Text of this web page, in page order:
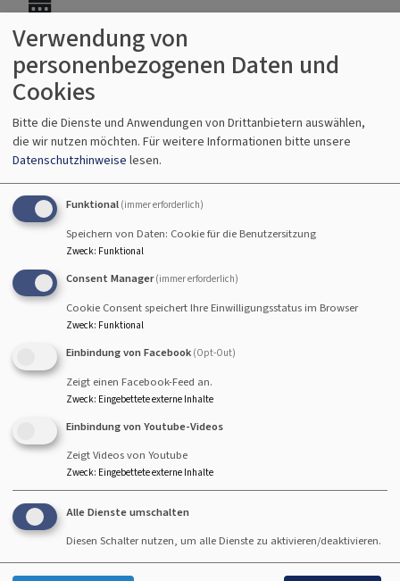
Fr, 7.8. 10:30 Uhr
Pfr. Schlechtweg
Breitengüßbach Seniorenzentrum Breitengüßbach
Fr, 7.8. 15 Uhr
Gottesdienst
Pfrin. Wittmann-Schlechtweg
Hallstadt Seniorenzentrum St. Kilian-Caritas
Gottesdienst mit Abendmahl - anschließend
Kirchenkaffee
Prädikantin Susanne Freund
Hallstadt Johanneskirche Hallstadt
Verwendung von
personenbezogenen Daten und
Cookies
Bitte die Dienste und Anwendungen von Drittanbietern auswählen,
die wir nutzen möchten. Für weitere Informationen bitte unsere
Datenschutzhinweise lesen.
Funktional (immer erforderlich)
Speichern von Daten: Cookie für die Benutzersitzung
Zweck: Funktional
Consent Manager (immer erforderlich)
Cookie Consent speichert Ihre Einwilligungsstatus im Browser
Zweck: Funktional
Einbindung von Facebook (Opt-Out)
Zeigt einen Facebook-Feed an.
Zweck: Eingebettete externe Inhalte
Einbindung von Youtube-Videos
Zeigt Videos von Youtube
Zweck: Eingebettete externe Inhalte
Alle Dienste umschalten
Diesen Schalter nutzen, um alle Dienste zu aktivieren/deaktivieren.